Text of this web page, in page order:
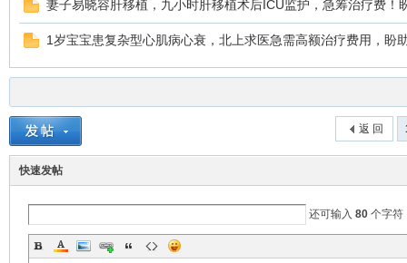
妻子易晓容肝移植，九小时肝移植术后ICU监护，急筹治疗费！
1岁宝宝患复杂型心肌病心衰，北上求医急需高额治疗费用，盼
返 回
快速发帖
还可输入 80个字符